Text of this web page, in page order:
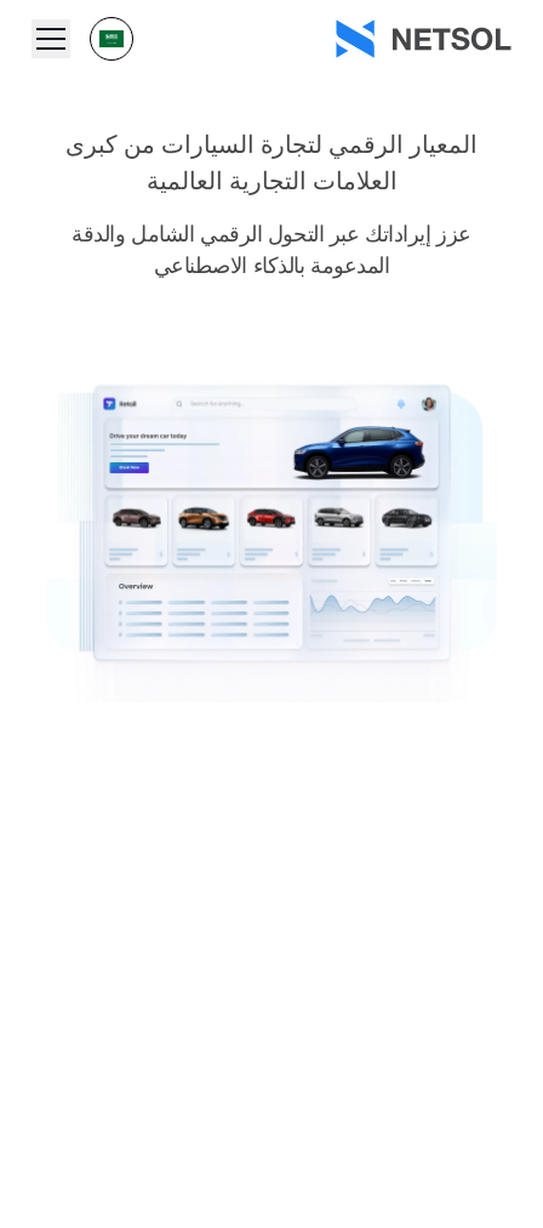
المعيار الرقمي لتجارة السيارات من كبرى
العلامات التجارية العالمية
عزز إيراداتك عبر التحول الرقمي الشامل والدقة
المدعومة بالذكاء الاصطناعي